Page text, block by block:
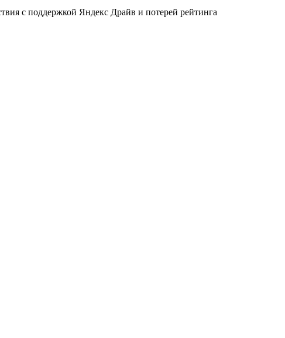
с поддержкой Яндекс Драйв и потерей рейтинга